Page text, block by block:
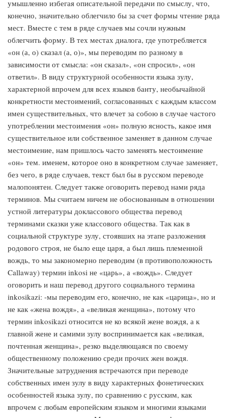
умышленно избегая описательной передачи по смыслу, что,
конечно, значительно облегчило бы за счет формы чтение ряда
мест. Вместе с тем в ряде случаев мы сочли нужным
облегчить форму. В тех местах диалога, где употребляется
«он (а, о) сказал (а, о)», мы переводим по разному в
зависимости от смысла: «он сказал», «он спросил», «он
ответил». В виду структурной особенности языка зулу,
характерной впрочем для всех языков банту, необычайной
конкретности местоимений, согласованных с каждым классом
имен существительных, что влечет за собою в случае частого
употреблении местоимения «он» полную ясность, какое имя
существительное или собственное заменяет в данном случае
местоимение, нам пришлось часто заменять местоимение
«он» тем. именем, которое оно в конкретном случае заменяет,
без чего, в ряде случаев, текст был бы в русском переводе
малопонятен. Следует также оговорить перевод нами ряда
терминов. Мы считаем ничем не обоснованным в отношении
устной литературы доклассового общества перевод
терминами сказки уже классового общества. Так как в
социальной структуре зулу, стоявших на этапе разложения
родового строя, не было еще царя, а был лишь племенной
вождь, то мы закономерно переводим (в противоположность
Callaway) термин inkosi не «царь», а «вождь». Следует
оговорить и наш перевод другого социального термина
inkosikazi: -мы переводим его, конечно, не как «царица», но и
не как «жена вождя», а «великая женщина», потому что
термин inkosikazi относится не ко всякой жене вождя, а к
главной жене и самими зулу воспринимается как «великая,
почтенная женщина», резко выделяющаяся по своему
общественному положению среди прочих жен вождя.
Значительные затруднения встречаются при переводе
собственных имен зулу в виду характерных фонетических
особенностей языка зулу, по сравнению с русским, как
впрочем с любым европейским языком и многими языками